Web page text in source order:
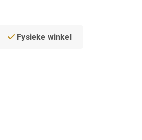
Fysieke winkel